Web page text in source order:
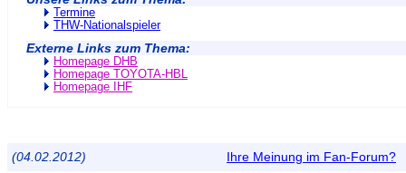
Termine
THW-Nationalspieler
Externe Links zum Thema:
Homepage DHB
Homepage TOYOTA-HBL
Homepage IHF
(04.02.2012) Ihre Meinung im Fan-Forum?